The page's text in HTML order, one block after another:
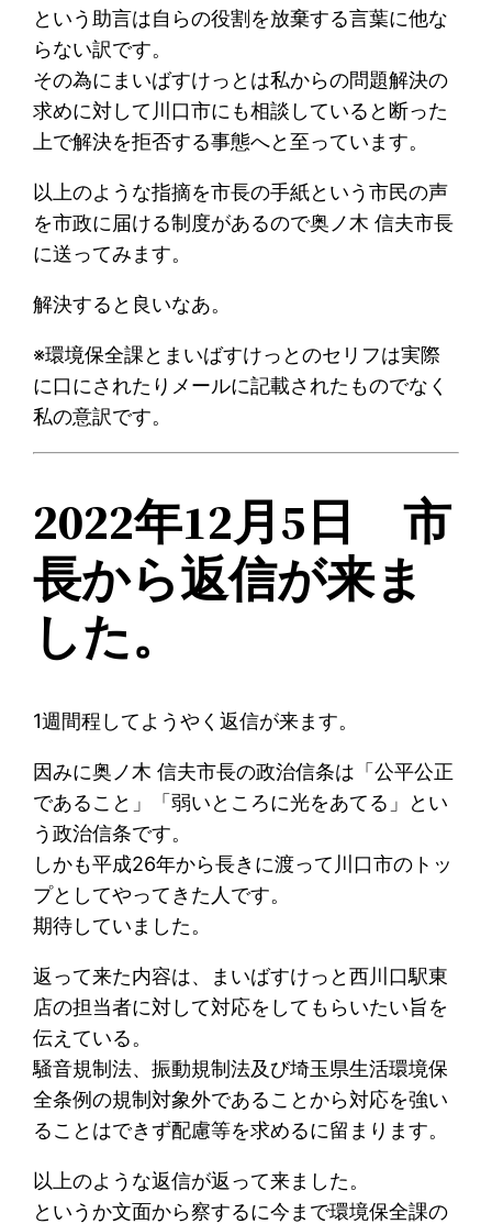
という助言は自らの役割を放棄する言葉に他な
らない訳です。
その為にまいばすけっとは私からの問題解決の
求めに対して川口市にも相談していると断った
上で解決を拒否する事態へと至っています。
以上のような指摘を市長の手紙という市民の声
を市政に届ける制度があるので奥ノ木 信夫市長
に送ってみます。
解決すると良いなあ。
※環境保全課とまいばすけっとのセリフは実際
に口にされたりメールに記載されたものでなく
私の意訳です。
2022年12月5日 市
長から返信が来ま
した。
1週間程してようやく返信が来ます。
因みに奥ノ木 信夫市長の政治信条は「公平公正
であること」「弱いところに光をあてる」とい
う政治信条です。
しかも平成26年から長きに渡って川口市のトッ
プとしてやってきた人です。
期待していました。
返って来た内容は、まいばすけっと西川口駅東
店の担当者に対して対応をしてもらいたい旨を
伝えている。
騒音規制法、振動規制法及び埼玉県生活環境保
全条例の規制対象外であることから対応を強い
ることはできず配慮等を求めるに留まります。
以上のような返信が返って来ました。
というか文面から察するに今まで環境保全課の